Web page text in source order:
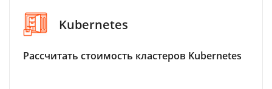
Kubernetes
Рассчитать стоимость кластеров Kubernetes